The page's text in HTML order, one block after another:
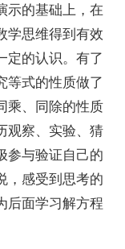
示的基础上，在
学思维得到有效
定的认识。有了
等式的性质做了
乘、同除的性质
观察、实验、猜
参与验证自己的
，感受到思考的
后面学习解方程